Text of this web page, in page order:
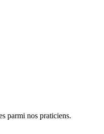
parmi nos praticiens.